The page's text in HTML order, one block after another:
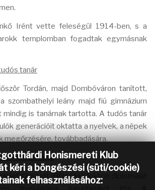
Irént vette feleségül 1914-ben, s a
templomban fogadtak egymásnak
tanár
Tordán, majd Dombóváron tanított,
szombathelyi leány majd fiú gimnázium
mindig is tanárnak tartotta. A tudós tanár
generációit oktatta a nyelvek, a népek
megőrzésére, továbbadására.
munkássága
szerzett. Bölcsészdoktori diplomáját
Honismereti Klub
kéri a böngészési (süti/cookie)
felhasználásához: